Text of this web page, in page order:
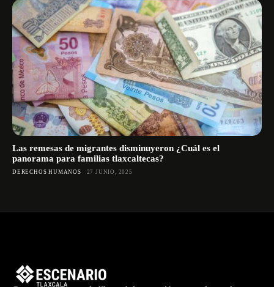
Las remesas de migrantes disminuyeron ¿Cuál es el
panorama para familias tlaxcaltecas?
DERECHOS HUMANOS 27 JUNIO, 2025